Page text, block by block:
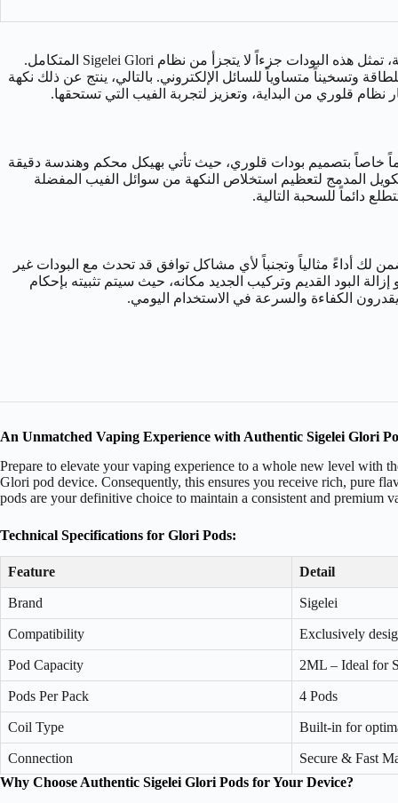
، فأنت لا تشتري مجرد قطعة غيار، بل تستثمر في استمرارية الجودة والأداء الذي صُمم به جهازك. في الحقيقة، تمثل هذه البودات جزءاً لا يتجزأ من نظام Sigelei Glori المتكامل.
وتسخيناً متساوياً للسائل الإلكتروني. بالتالي، ينتج عن ذلك نكهة
قلوري من البداية، وتعزيز لتجربة الفيب التي تستحقها.
خاصاً بتصميم بودات قلوري، حيث تأتي بهيكل محكم وهندسة دقيقة
المدمج لتعظيم استخلاص النكهة من سوائل الفيب المفضلة
دائماً للسحبة التالية.
لك أداءً مثالياً وتجنباً لأي مشاكل توافق قد تحدث مع البودات غير
البود القديم وتركيب الجديد مكانه، حيث سيتم تثبيته بإحكام
الكفاءة والسرعة في الاستخدام اليومي.
An Unmatched Vaping Experience with Authentic Sigelei Glori
Prepare to elevate your vaping experience to a whole new level with
Glori pod device. Consequently, this ensures you receive rich, pure
pods are your definitive choice to maintain a consistent and premium
Technical Specifications for Glori Pods:
Feature Detail
Brand Sigelei
Compatibility Exclusively
Pod Capacity 2ML – Ideal for
Pods Per Pack 4 Pods
Coil Type Built-in for
Connection
Secure & Fast
Why Choose Authentic Sigelei Glori Pods for Your Device?